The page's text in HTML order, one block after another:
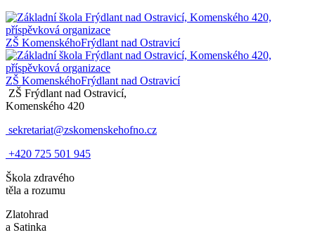
ZŠ KomenskéhoFrýdlant nad Ostravicí
ZŠ KomenskéhoFrýdlant nad Ostravicí
ZŠ Frýdlant nad Ostravicí,
Komenského 420
sekretariat@zskomenskehofno.cz
+420 725 501 945
Škola zdravého
těla a rozumu
Zlatohrad
a Satinka